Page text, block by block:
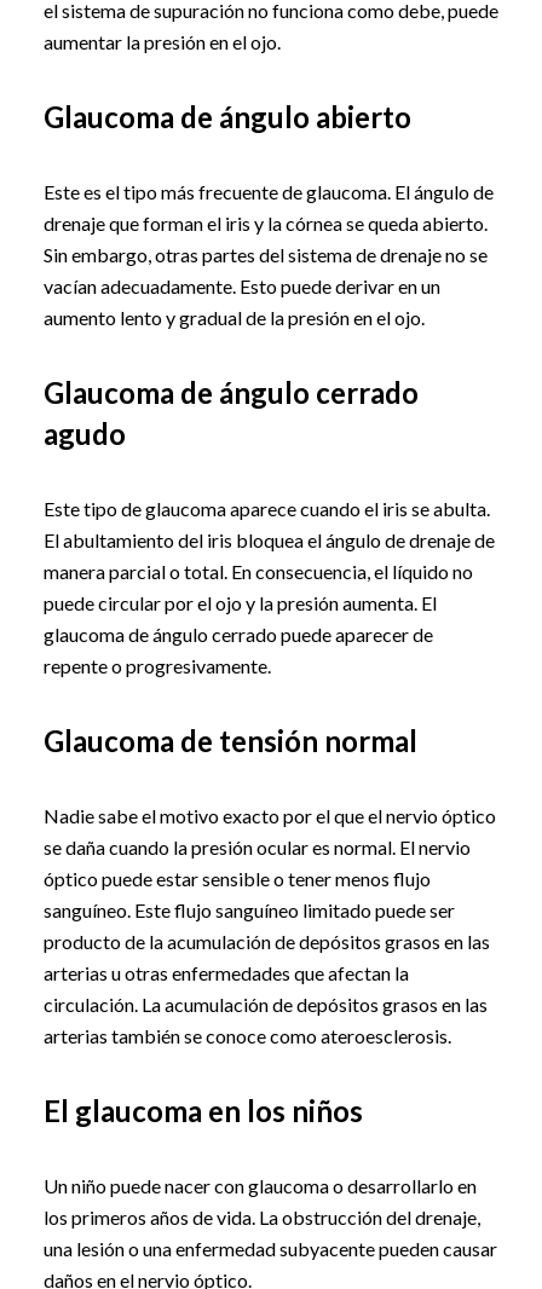
el sistema de supuración no funciona como debe, puede
aumentar la presión en el ojo.
Glaucoma de ángulo abierto
Este es el tipo más frecuente de glaucoma. El ángulo de
drenaje que forman el iris y la córnea se queda abierto.
Sin embargo, otras partes del sistema de drenaje no se
vacían adecuadamente. Esto puede derivar en un
aumento lento y gradual de la presión en el ojo.
Glaucoma de ángulo cerrado
agudo
Este tipo de glaucoma aparece cuando el iris se abulta.
El abultamiento del iris bloquea el ángulo de drenaje de
manera parcial o total. En consecuencia, el líquido no
puede circular por el ojo y la presión aumenta. El
glaucoma de ángulo cerrado puede aparecer de
repente o progresivamente.
Glaucoma de tensión normal
Nadie sabe el motivo exacto por el que el nervio óptico
se daña cuando la presión ocular es normal. El nervio
óptico puede estar sensible o tener menos flujo
sanguíneo. Este flujo sanguíneo limitado puede ser
producto de la acumulación de depósitos grasos en las
arterias u otras enfermedades que afectan la
circulación. La acumulación de depósitos grasos en las
arterias también se conoce como ateroesclerosis.
El glaucoma en los niños
Un niño puede nacer con glaucoma o desarrollarlo en
los primeros años de vida. La obstrucción del drenaje,
una lesión o una enfermedad subyacente pueden causar
daños en el nervio óptico.